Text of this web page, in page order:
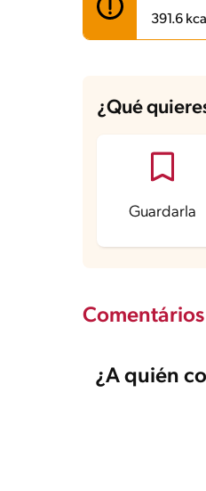
391.6
Energía
Grasas
Sodio
¿Qué
Guardarla
¿A quién